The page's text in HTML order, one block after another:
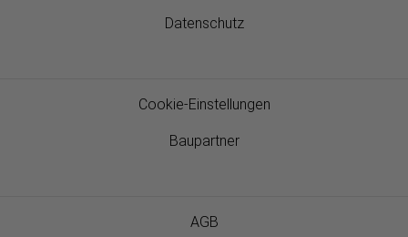
Datenschutz
Cookie-Einstellungen
Baupartner
AGB